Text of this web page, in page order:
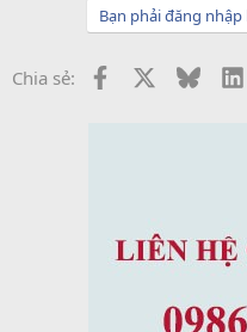
Bạn phải đăng
Chia sẻ: Facebook